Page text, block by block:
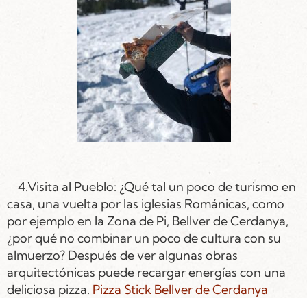
4.Visita al Pueblo: ¿Qué tal un poco de turismo en
casa, una vuelta por las iglesias Románicas, como
por ejemplo en la Zona de Pi, Bellver de Cerdanya,
¿por qué no combinar un poco de cultura con su
almuerzo? Después de ver algunas obras
arquitectónicas puede recargar energías con una
deliciosa pizza. Pizza Stick Bellver de Cerdanya